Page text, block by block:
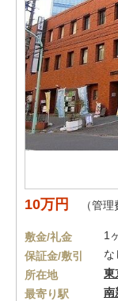
10万円 （管
敷金/礼金
1
保証金/敷引
な
所在地
東
最寄り駅
南